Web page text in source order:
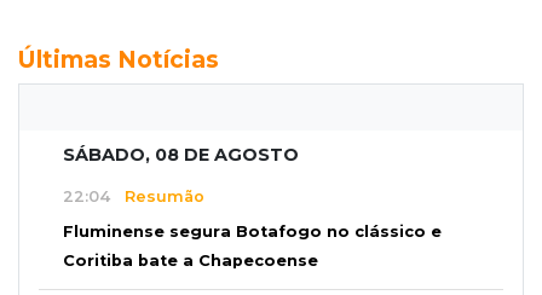
Últimas Notícias
SÁBADO, 08 DE AGOSTO
22:04 Resumão
Fluminense segura Botafogo no clássico e
Coritiba bate a Chapecoense